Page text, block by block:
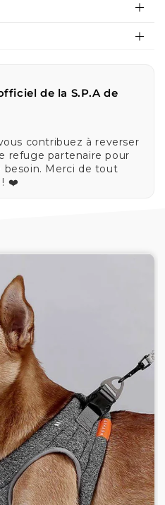
de la S.P.A de
contribuez à reverser
refuge partenaire pour
besoin. Merci de tout
! ❤️